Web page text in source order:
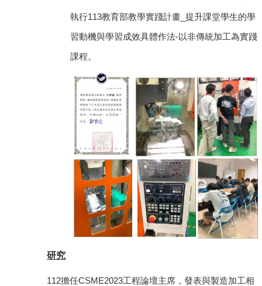
執行113教育部教學實踐計畫_提升課堂學生的學
習動機與學習成效具體作法-以非傳統加工為實踐
課程。
研究
112擔任CSME2023工程論壇主席 ， 發表與製造加工相